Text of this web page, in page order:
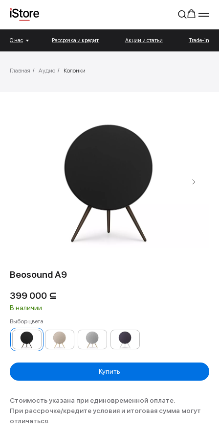
О нас Рассрочка и кредит Акции и статьи Trade-in
Главная / Аудио / Колонки
Beosound A9
399 000 ⊆
В наличии
Выбор цвета
Купить
Стоимость указана при единовременной оплате.
При рассрочке/кредите условия и итоговая сумма могут
отличаться.